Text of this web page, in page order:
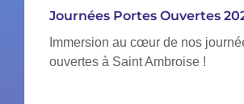
Journées Portes Ouvertes
Immersion au cœur de nos
ouvertes à Saint Ambroise !